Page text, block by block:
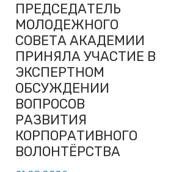
ПРЕДСЕДАТЕЛЬ
МОЛОДЕЖНОГО
СОВЕТА АКАДЕМИИ
ПРИНЯЛА УЧАСТИЕ В
ЭКСПЕРТНОМ
ОБСУЖДЕНИИ
ВОПРОСОВ
РАЗВИТИЯ
КОРПОРАТИВНОГО
ВОЛОНТЁРСТВА